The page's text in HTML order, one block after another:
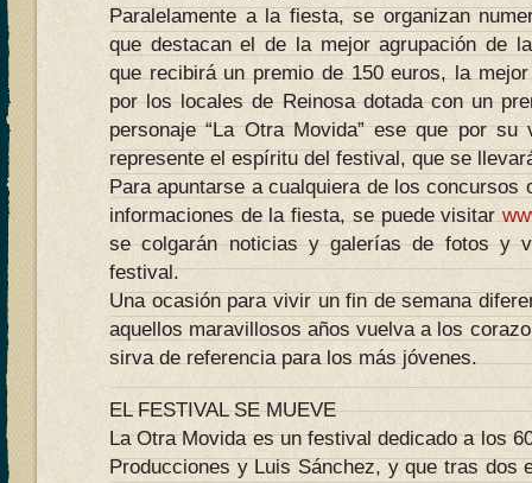
Paralelamente a la fiesta, se organizan
que destacan el de la mejor agrupación de
que recibirá un premio de 150 euros, la
por los locales de Reinosa dotada con un
personaje “La Otra Movida” ese que por su
represente el espíritu del festival, que se
Para apuntarse a cualquiera de los
informaciones de la fiesta, se puede visitar
se colgarán noticias y galerías de fotos y
festival.
Una ocasión para vivir un fin de semana
aquellos maravillosos años vuelva a los
sirva de referencia para los más jóvenes.
EL FESTIVAL SE MUEVE
La Otra Movida es un festival dedicado a los
Producciones y Luis Sánchez, y que tras dos